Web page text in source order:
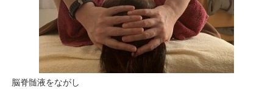
脳脊髄液をながし